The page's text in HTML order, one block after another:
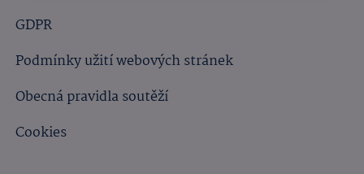
GDPR
Podmínky užití webových stránek
Obecná pravidla soutěží
Cookies